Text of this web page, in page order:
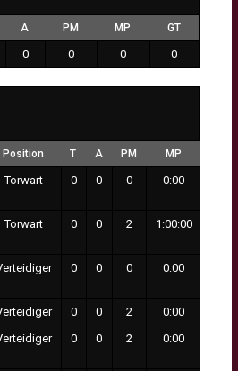
A PM MP GT
0 0 0 0
Position T A PM MP
Torwart 0 0 0 0:00
Torwart 0 0 2 1:00:00
0 0 0 0:00
0 0 2 0:00
0 0 2 0:00